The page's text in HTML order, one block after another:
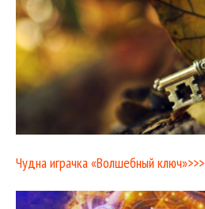
Чудна играчка «Волшебный ключ»>>>